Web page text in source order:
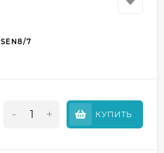
SEN8/7
- + КУПИТЬ